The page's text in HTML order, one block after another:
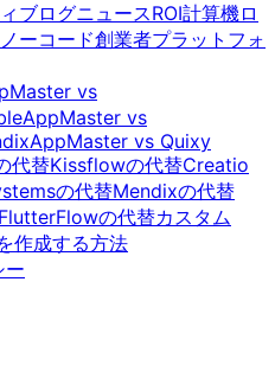
ブログニュースROI計算機ロ
ノーコード創業者プラットフォ
vs
AppMaster vs
AppMaster vs Quixy
代替Kissflowの代替Creatio
の代替Mendixの代替
FlutterFlowの代替カスタム
作成する方法
ー